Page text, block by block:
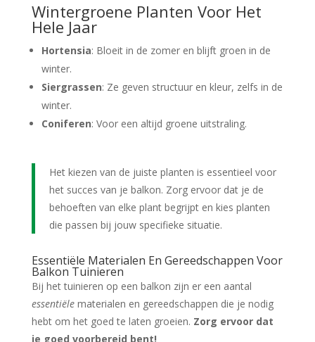
Wintergroene Planten Voor Het
Hele Jaar
Hortensia: Bloeit in de zomer en blijft groen in de
winter.
Siergrassen: Ze geven structuur en kleur, zelfs in de
winter.
Coniferen: Voor een altijd groene uitstraling.
Het kiezen van de juiste planten is essentieel voor
het succes van je balkon. Zorg ervoor dat je de
behoeften van elke plant begrijpt en kies planten
die passen bij jouw specifieke situatie.
Essentiële Materialen En Gereedschappen Voor
Balkon Tuinieren
Bij het tuinieren op een balkon zijn er een aantal
essentiëlematerialen en gereedschappen die je nodig
hebt om het goed te laten groeien. Zorg ervoor dat
je goed voorbereid bent!